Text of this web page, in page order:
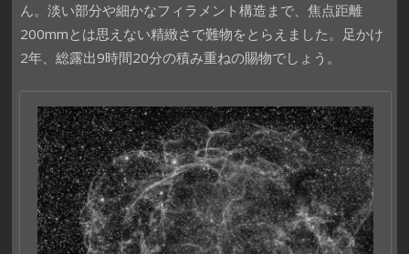
ん。淡い部分や細かなフィラメント構造まで、焦点距離
200mmとは思えない精緻さで難物をとらえました。足かけ
2年、総露出9時間20分の積み重ねの賜物でしょう。